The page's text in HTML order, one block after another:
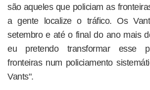
são aqueles que policiam as
a gente localize o tráfico. Os
setembro e até o final do ano mais
eu pretendo transformar esse
fronteiras num policiamento
Vants".